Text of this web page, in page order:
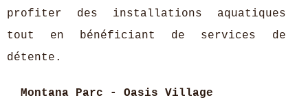
profiter des installations aquatiques
tout en bénéficiant de services de
détente.
Montana Parc - Oasis Village